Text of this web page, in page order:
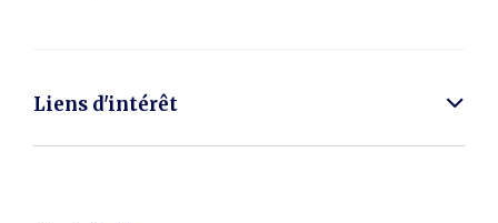
Liens d'intérêt